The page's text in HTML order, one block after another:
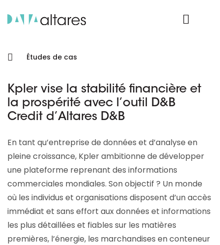
Études de cas
Kpler vise la stabilité financière et
la prospérité avec l’outil D&B
Credit d’Altares D&B
En tant qu’entreprise de données et d’analyse en
pleine croissance, Kpler ambitionne de développer
une plateforme reprenant des informations
commerciales mondiales. Son objectif ? Un monde
où les individus et organisations disposent d’un accès
immédiat et sans effort aux données et informations
les plus détaillées et fiables sur les matières
premières, l’énergie, les marchandises en conteneur